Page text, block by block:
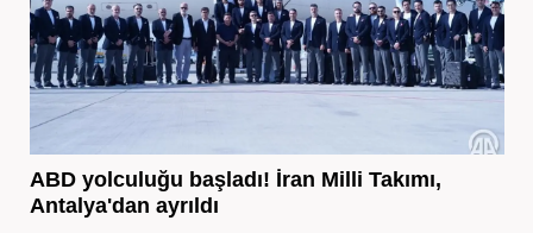
ABD yolculuğu başladı! İran Milli Takımı,
Antalya'dan ayrıldı